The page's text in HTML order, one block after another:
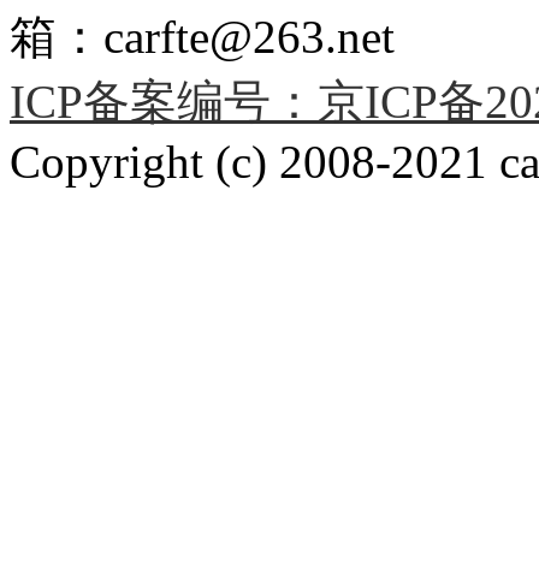
箱：carfte@263.net
ICP备案编号：京ICP备
Copyright (c) 2008-2021